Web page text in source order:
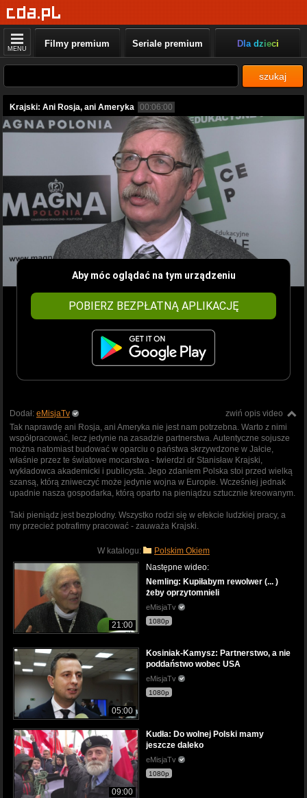
MENU Filmy premium Seriale premium Dla dzieci
szukaj
Krajski: Ani Rosja, ani Ameryka 00:06:00
Aby móc oglądać na tym urządzeniu
POBIERZ BEZPŁATNĄ APLIKACJĘ
zwiń opis video
Dodał: eMisjaTv
Tak naprawdę ani Rosja, ani Ameryka nie jest nam potrzebna. Warto z nimi
współpracować, lecz jedynie na zasadzie partnerstwa. Autentyczne sojusze
można natomiast budować w oparciu o państwa skrzywdzone w Jałcie,
właśnie przez te światowe mocarstwa - twierdzi dr Stanisław Krajski,
wykładowca akademicki i publicysta. Jego zdaniem Polska stoi przed wielką
szansą, którą zniweczyć może jedynie wojna w Europie. Wcześniej jednak
upadnie nasza gospodarka, którą oparto na pieniądzu sztucznie kreowanym.
Taki pieniądz jest bezpłodny. Wszystko rodzi się w efekcie ludzkiej pracy, a
my przecież potrafimy pracować - zauważa Krajski.
W katalogu: Polskim Okiem
21:00
Następne wideo:
Nemling: Kupiłabym rewolwer (... )
żeby oprzytomnieli
eMisjaTv
1080p
05:00
Kosiniak-Kamysz: Partnerstwo, a nie
poddaństwo wobec USA
eMisjaTv
1080p
09:00
Kudła: Do wolnej Polski mamy
jeszcze daleko
eMisjaTv
1080p